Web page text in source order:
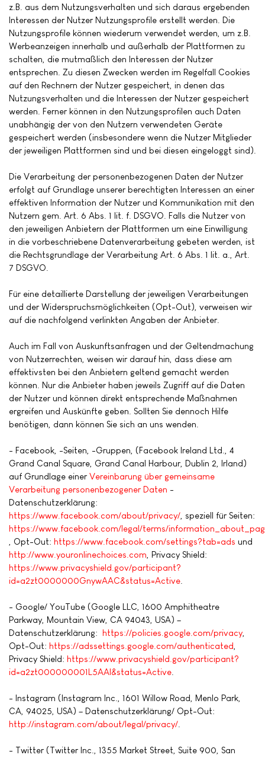
z.B. aus dem Nutzungsverhalten und sich daraus ergebenden
Interessen der Nutzer Nutzungsprofile erstellt werden. Die
Nutzungsprofile können wiederum verwendet werden, um z.B.
Werbeanzeigen innerhalb und außerhalb der Plattformen zu
schalten, die mutmaßlich den Interessen der Nutzer
entsprechen. Zu diesen Zwecken werden im Regelfall Cookies
auf den Rechnern der Nutzer gespeichert, in denen das
Nutzungsverhalten und die Interessen der Nutzer gespeichert
werden. Ferner können in den Nutzungsprofilen auch Daten
unabhängig der von den Nutzern verwendeten Geräte
gespeichert werden (insbesondere wenn die Nutzer Mitglieder
der jeweiligen Plattformen sind und bei diesen eingeloggt sind).
Die Verarbeitung der personenbezogenen Daten der Nutzer
erfolgt auf Grundlage unserer berechtigten Interessen an einer
effektiven Information der Nutzer und Kommunikation mit den
Nutzern gem. Art. 6 Abs. 1 lit. f. DSGVO. Falls die Nutzer von
den jeweiligen Anbietern der Plattformen um eine Einwilligung
in die vorbeschriebene Datenverarbeitung gebeten werden, ist
die Rechtsgrundlage der Verarbeitung Art. 6 Abs. 1 lit. a., Art.
7 DSGVO.
Für eine detaillierte Darstellung der jeweiligen Verarbeitungen
und der Widerspruchsmöglichkeiten (Opt-Out), verweisen wir
auf die nachfolgend verlinkten Angaben der Anbieter.
Auch im Fall von Auskunftsanfragen und der Geltendmachung
von Nutzerrechten, weisen wir darauf hin, dass diese am
effektivsten bei den Anbietern geltend gemacht werden
können. Nur die Anbieter haben jeweils Zugriff auf die Daten
der Nutzer und können direkt entsprechende Maßnahmen
ergreifen und Auskünfte geben. Sollten Sie dennoch Hilfe
benötigen, dann können Sie sich an uns wenden.
- Facebook, -Seiten, -Gruppen, (Facebook Ireland Ltd., 4
Grand Canal Square, Grand Canal Harbour, Dublin 2, Irland)
auf Grundlage einer Vereinbarung über gemeinsame
Verarbeitung personenbezogener Daten -
Datenschutzerklärung:
https://www.facebook.com/about/privacy/ , speziell für Seiten:
https://www.facebook.com/legal/terms/
, Opt-Out: https://www.facebook.com/settings?tab=ads und
http://www.youronlinechoices.com , Privacy Shield:
https://www.privacyshield.gov/participant?
id=a2zt0000000GnywAAC&status=Active
- Google/ YouTube (Google LLC, 1600 Amphitheatre
Parkway, Mountain View, CA 94043, USA) –
Datenschutzerklärung: https://policies.google.com/privacy
Opt-Out: https://adssettings.google.com/authenticated
Privacy Shield: https://www.privacyshield.gov/participant?
id=a2zt000000001L5AAI&status=Active
- Instagram (Instagram Inc., 1601 Willow Road, Menlo Park,
CA, 94025, USA) – Datenschutzerklärung/ Opt-Out:
http://instagram.com/about/legal/privacy/
- Twitter (Twitter Inc., 1355 Market Street, Suite 900, San